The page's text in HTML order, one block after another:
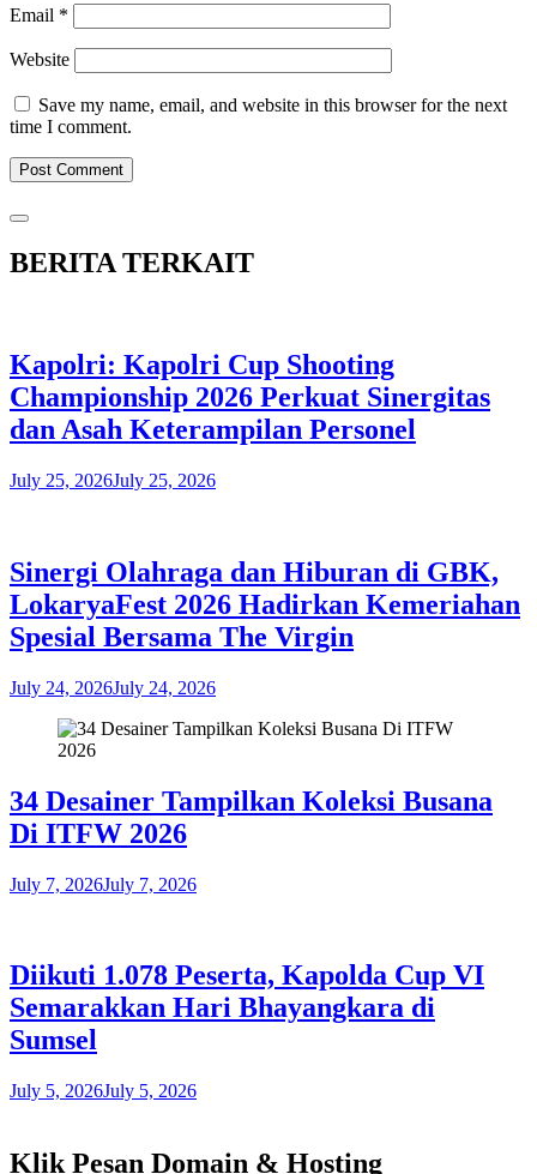
Email *
Website
Save my name, email, and website in this browser for the next
time I comment.
BERITA TERKAIT
Kapolri: Kapolri Cup Shooting
Championship 2026 Perkuat Sinergitas
dan Asah Keterampilan Personel
July 25, 2026July 25, 2026
​Sinergi Olahraga dan Hiburan di GBK,
LokaryaFest 2026 Hadirkan Kemeriahan
Spesial Bersama The Virgin
July 24, 2026July 24, 2026
34 Desainer Tampilkan Koleksi Busana
Di ITFW 2026
July 7, 2026July 7, 2026
Diikuti 1.078 Peserta, Kapolda Cup VI
Semarakkan Hari Bhayangkara di
Sumsel
July 5, 2026July 5, 2026
Klik Pesan Domain & Hosting